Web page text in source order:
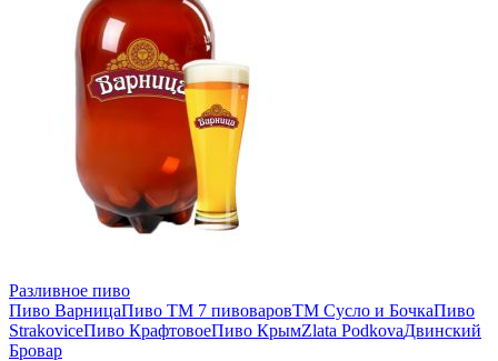
Разливное пиво
Пиво ВарницаПиво ТМ 7 пивоваровТМ Сусло и БочкаПиво
StrakoviceПиво КрафтовоеПиво КрымZlata PodkovaДвинский
Бровар